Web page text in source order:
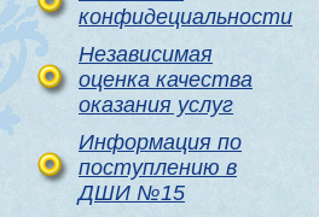
конфидециальности
Независимая
оценка качества
оказания услуг
Информация по
поступлению в
ДШИ №15